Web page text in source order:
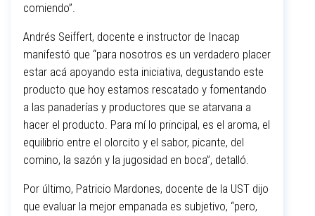
comiendo”.
Andrés Seiffert, docente e instructor de Inacap
manifestó que “para nosotros es un verdadero placer
estar acá apoyando esta iniciativa, degustando este
producto que hoy estamos rescatado y fomentando
a las panaderías y productores que se atarvana a
hacer el producto. Para mí lo principal, es el aroma, el
equilibrio entre el olorcito y el sabor, picante, del
comino, la sazón y la jugosidad en boca”, detalló.
Por último, Patricio Mardones, docente de la UST dijo
que evaluar la mejor empanada es subjetivo, “pero,